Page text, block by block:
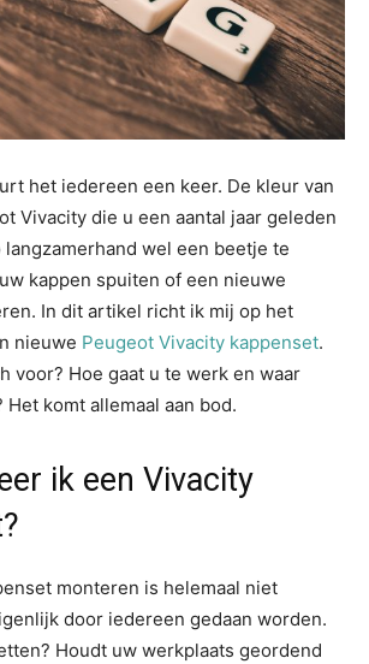
het iedereen een keer. De kleur van
Vivacity die u een aantal jaar geleden
wel een beetje te
kappen spuiten of een nieuwe
In dit artikel richt ik mij op het
nieuwe Peugeot Vivacity kappenset.
voor? Hoe gaat u te werk en waar
komt allemaal aan bod.
ik een Vivacity
monteren is helemaal niet
door iedereen gedaan worden.
Houdt uw werkplaats geordend